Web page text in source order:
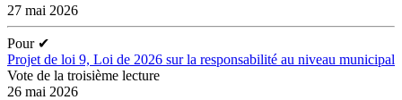
27 mai 2026
Pour ✔
Projet de loi 9, Loi de 2026 sur la responsabilité au niveau municipal
Vote de la troisième lecture
26 mai 2026